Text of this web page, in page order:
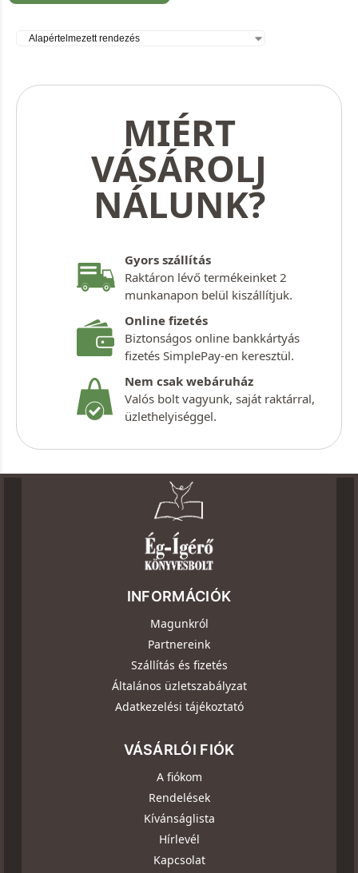
MIÉRT
VÁSÁROLJ
NÁLUNK?
Gyors szállítás
Raktáron lévő termékeinket 2
munkanapon belül kiszállítjuk.
Online fizetés
Biztonságos online bankkártyás
fizetés SimplePay-en keresztül.
Nem csak webáruház
Valós bolt vagyunk, saját raktárral,
üzlethelyiséggel.
INFORMÁCIÓK
Magunkról
Partnereink
Szállítás és fizetés
Általános üzletszabályzat
Adatkezelési tájékoztató
VÁSÁRLÓI FIÓK
A fiókom
Rendelések
Kívánságlista
Hírlevél
Kapcsolat